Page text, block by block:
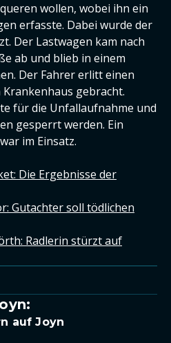
wollen, wobei ihn ein
erfasste. Dabei wurde der
Der Lastwagen kam nach
ab und blieb in einem
Der Fahrer erlitt einen
gebracht.
für die Unfallaufnahme und
gesperrt werden. Ein
im Einsatz.
Die Ergebnisse der
Gutachter soll tödlichen
Radlerin stürzt auf
auf Joyn